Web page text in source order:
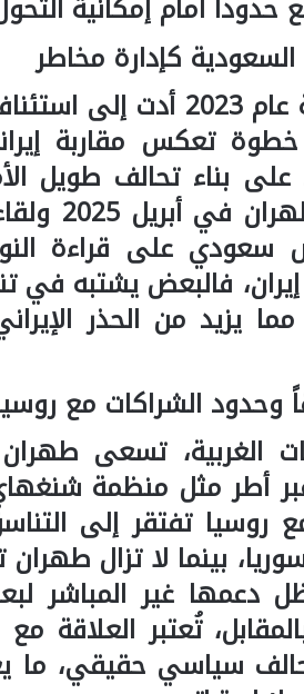
حدوداً أمام إمكانية
السعودية كإدارة مخاطر
الوساطة الصينية عام
تعكس مقاربة
على بناء تحالف طويل
السعودي
على قراءة النوايا
فالبعض يشتبه
يزيد من الحذر
وحدود الشراكات مع
الغربية، تسعى طهران
أطر مثل منظمة
روسيا تفتقر إلى
بينما لا تزال
دعمها غير المباشر
تُعتبر العلاقة
سياسي حقيقي، ما